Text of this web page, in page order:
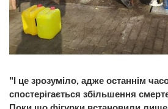
"І це зрозуміло, адже останнім
спостерігається збільшення